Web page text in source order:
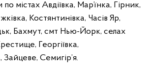
містах Авдіївка, Мар’їнка, Гірник,
Костянтинівка, Часів Яр,
Бахмут, смт Нью-Йорк, селах
Георгіївка,
Зайцеве, Семигір’я.